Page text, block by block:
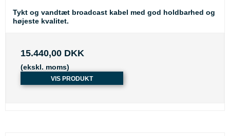
Tykt og vandtæt broadcast kabel med god holdbarhed og
højeste kvalitet.
15.440,00 DKK
(ekskl. moms)
VIS PRODUKT